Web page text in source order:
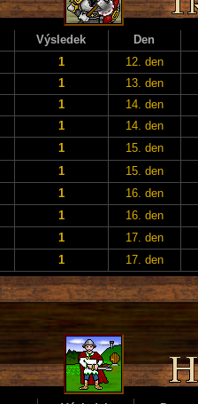
Výsledek
Den
1
12. den
1
13. den
1
14. den
1
14. den
1
15. den
1
15. den
1
16. den
1
16. den
1
17. den
1 17. den